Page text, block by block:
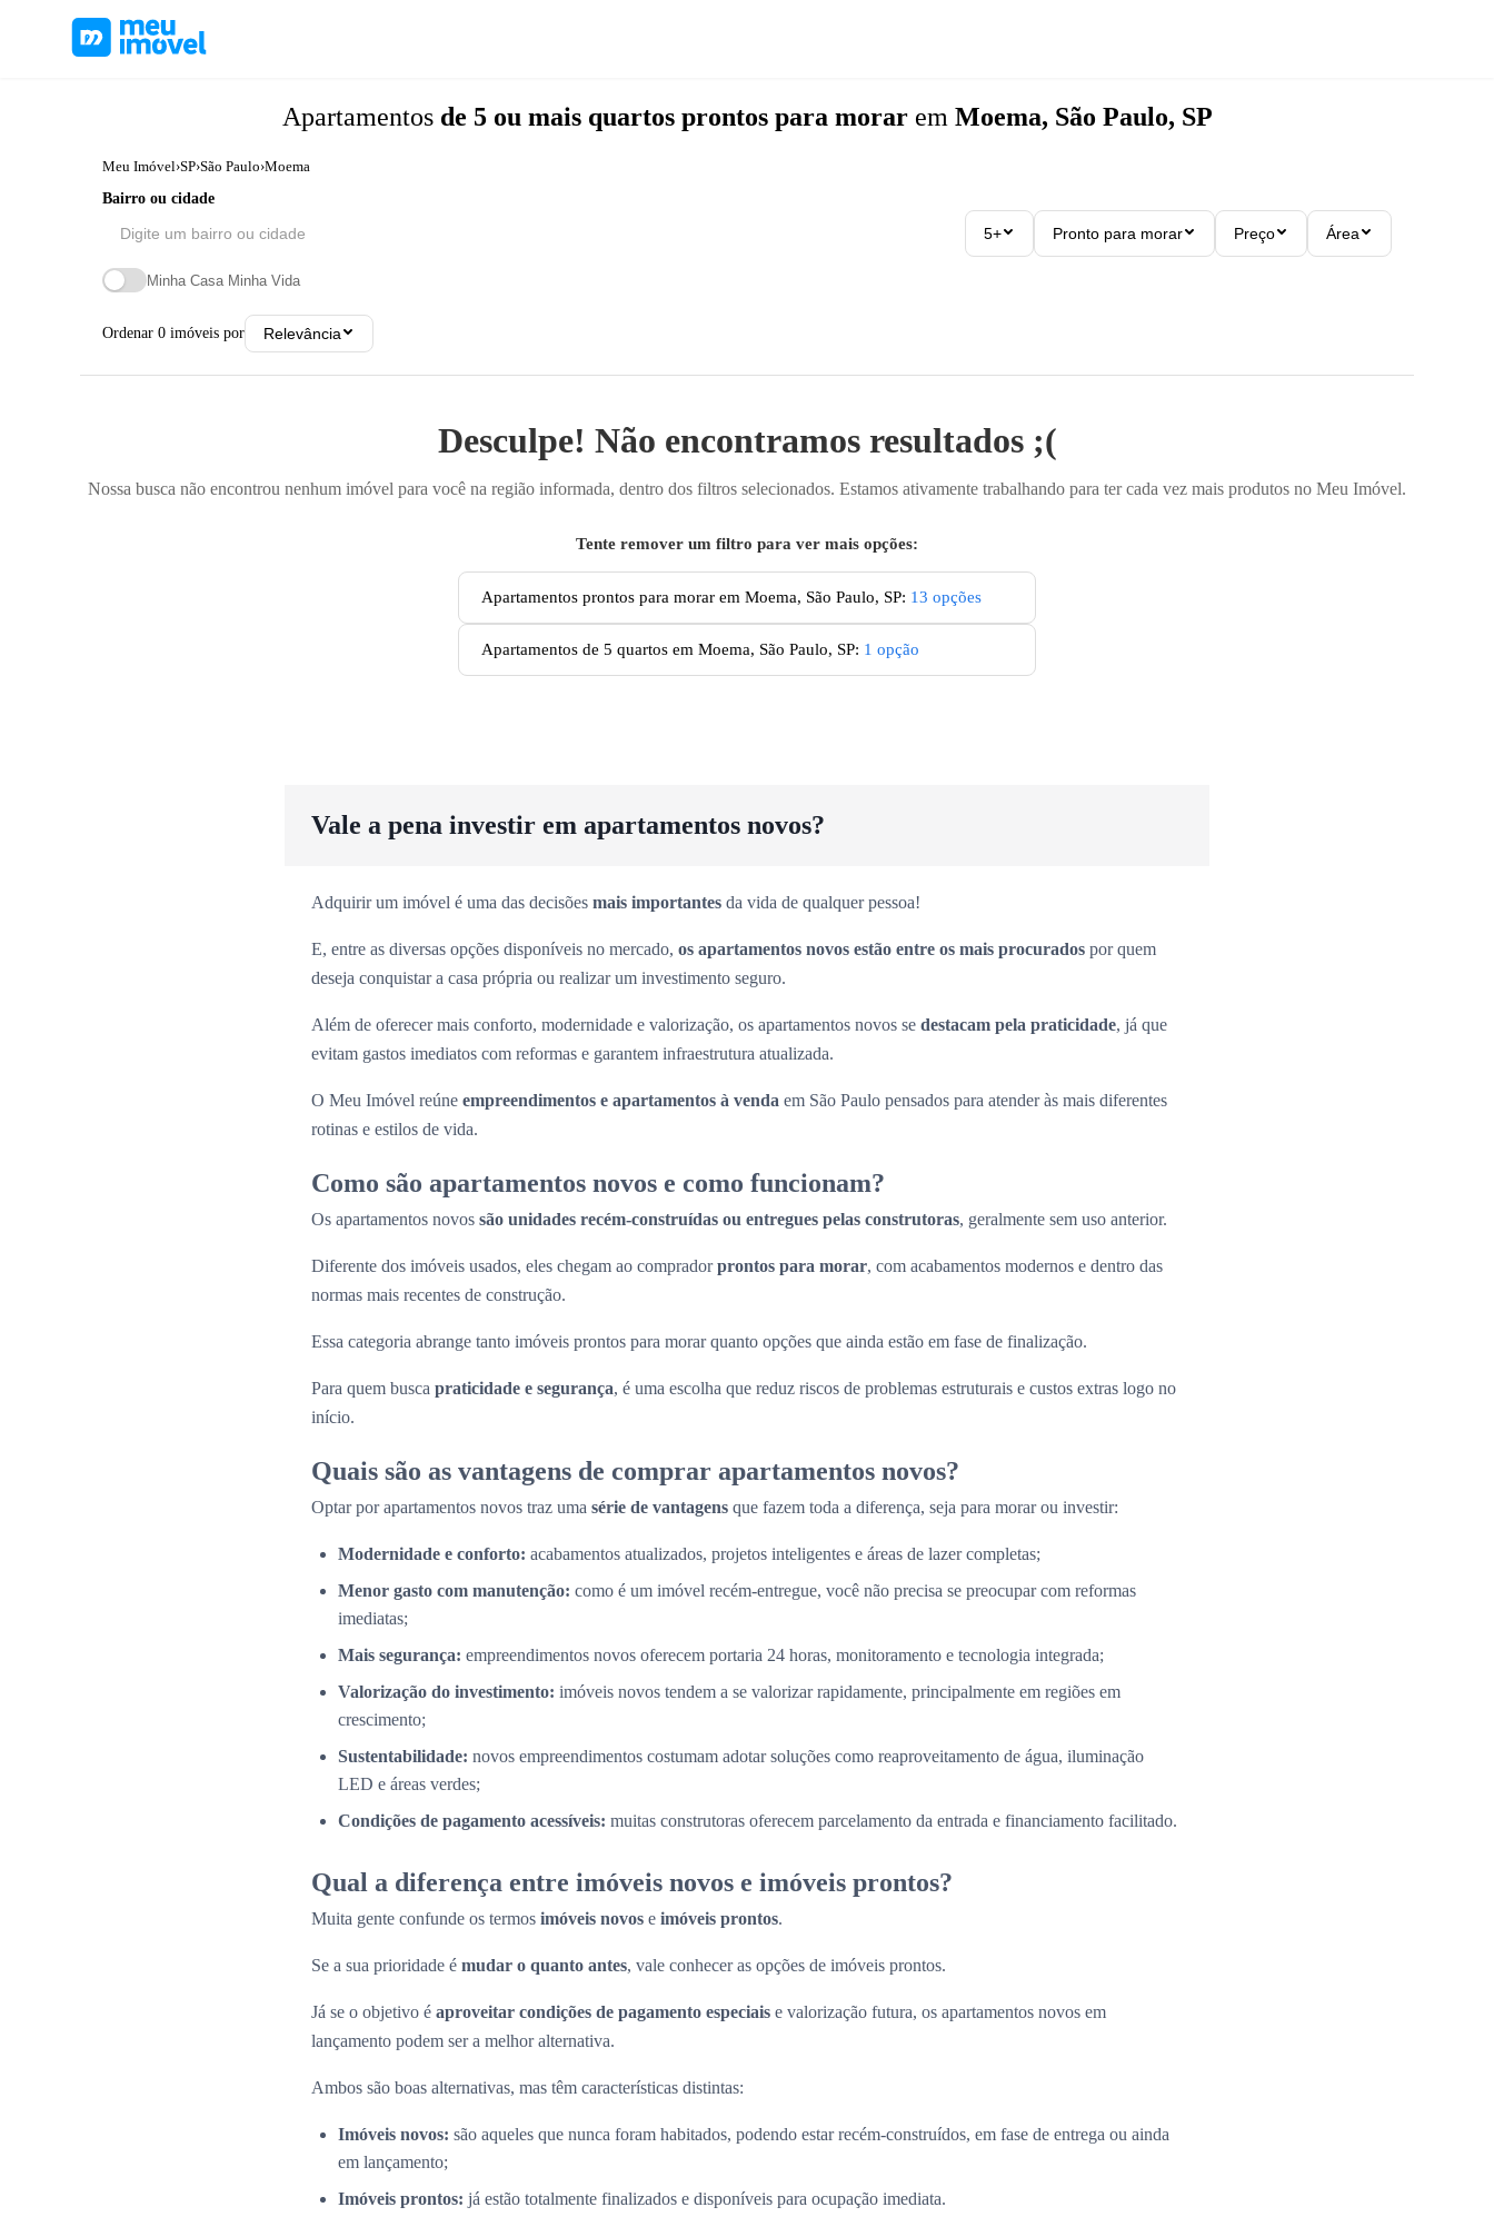
Apartamentos de 5 ou mais quartos prontos para morar em Moema, São Paulo, SP
Meu Imóvel›SP›São Paulo›Moema
Bairro ou cidade
5+ Pronto para morar Preço Área
Minha Casa Minha Vida
Ordenar 0 imóveis por Relevância
Desculpe! Não encontramos resultados ;(
Nossa busca não encontrou nenhum imóvel para você na região informada, dentro dos filtros selecionados. Estamos ativamente trabalhando para ter cada vez mais produtos no Meu Imóvel.
Tente remover um filtro para ver mais opções:
Apartamentos prontos para morar em Moema, São Paulo, SP: 13 opções
Apartamentos de 5 quartos em Moema, São Paulo, SP: 1 opção
Vale a pena investir em apartamentos novos?
Adquirir um imóvel é uma das decisões mais importantes da vida de qualquer pessoa!
E, entre as diversas opções disponíveis no mercado, os apartamentos novos estão entre os mais procurados por quem
deseja conquistar a casa própria ou realizar um investimento seguro.
Além de oferecer mais conforto, modernidade e valorização, os apartamentos novos se destacam pela praticidade, já que
evitam gastos imediatos com reformas e garantem infraestrutura atualizada.
O Meu Imóvel reúne empreendimentos e apartamentos à venda em São Paulo pensados para atender às mais diferentes
rotinas e estilos de vida.
Como são apartamentos novos e como funcionam?
Os apartamentos novos são unidades recém-construídas ou entregues pelas construtoras, geralmente sem uso anterior.
Diferente dos imóveis usados, eles chegam ao compradorprontos para morar, com acabamentos modernos e dentro das
normas mais recentes de construção.
Essa categoria abrange tanto imóveis prontos para morar quanto opções que ainda estão em fase de finalização.
Para quem busca praticidade e segurança, é uma escolha que reduz riscos de problemas estruturais e custos extras logo no
início.
Quais são as vantagens de comprar apartamentos novos?
Optar por apartamentos novos traz uma série de vantagens que fazem toda a diferença, seja para morar ou investir:
Modernidade e conforto: acabamentos atualizados, projetos inteligentes e áreas de lazer completas;
Menor gasto com manutenção: como é um imóvel recém-entregue, você não precisa se preocupar com reformas
imediatas;
Mais segurança: empreendimentos novos oferecem portaria 24 horas, monitoramento e tecnologia integrada;
Valorização do investimento: imóveis novos tendem a se valorizar rapidamente, principalmente em regiões em
crescimento;
Sustentabilidade: novos empreendimentos costumam adotar soluções como reaproveitamento de água, iluminação
LED e áreas verdes;
Condições de pagamento acessíveis: muitas construtoras oferecem parcelamento da entrada e financiamento facilitado.
Qual a diferença entre imóveis novos e imóveis prontos?
Muita gente confunde os termos imóveis novos e imóveis prontos.
Se a sua prioridade é mudar o quanto antes, vale conhecer as opções de imóveis prontos.
Já se o objetivo é aproveitar condições de pagamento especiais e valorização futura, os apartamentos novos em
lançamento podem ser a melhor alternativa.
Ambos são boas alternativas, mas têm características distintas:
Imóveis novos: são aqueles que nunca foram habitados, podendo estar recém-construídos, em fase de entrega ou ainda
em lançamento;
Imóveis prontos: já estão totalmente finalizados e disponíveis para ocupação imediata.